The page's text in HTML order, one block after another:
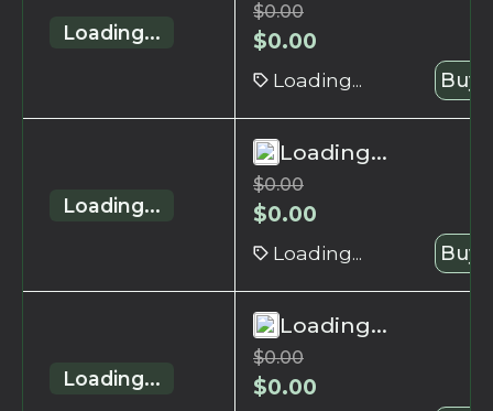
Loading...
$0.00
$0.00
Loading... Buy
Loading...
Loading...
$0.00
$0.00
Loading... Buy
Loading...
Loading...
$0.00
$0.00